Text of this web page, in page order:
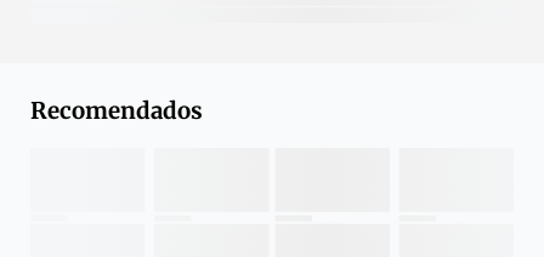
Recomendados